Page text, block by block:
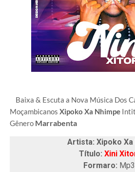
Baixa & Escuta a Nova Música Dos
Moçambicanos Xipoko Xa Nhimpe
Gênero Marrabenta
Artista: Xipoko Xa
Título: Xini
Formaro: Mp3